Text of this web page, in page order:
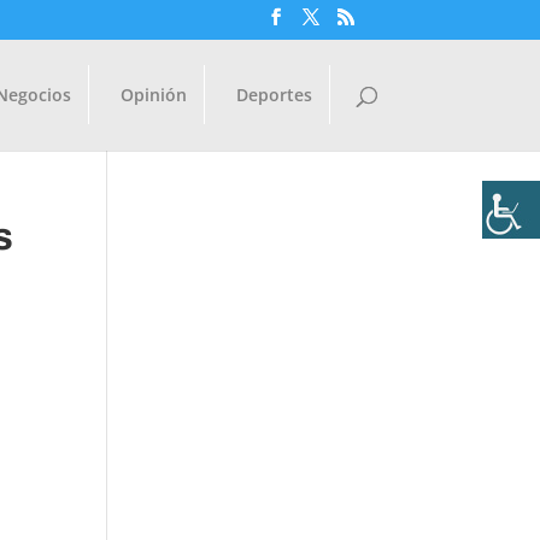
Opinión Deportes